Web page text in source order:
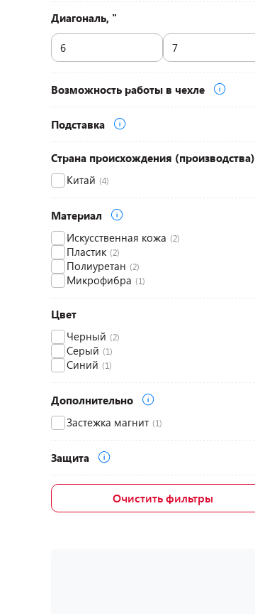
Диагональ, "
Возможность работы в чехле
Подставка
Страна происхождения (производства)
Китай (4)
Материал
Искусственная кожа (2)
Пластик (2)
Полиуретан (2)
Микрофибра (1)
Цвет
Черный (2)
Серый (1)
Синий (1)
Дополнительно
Застежка магнит (1)
Защита
Очистить фильтры